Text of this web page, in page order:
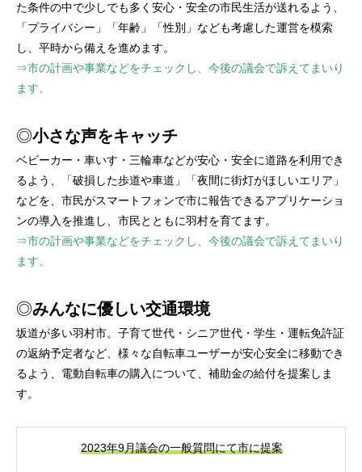
た条件の中で少しでも多く安心・安全の市民生活が送れるよう、
「プライバシー」「年齢」「性別」なども考慮した運営を模索
し、平時から備えを進めます。
⇒市の計画や事業などをチェックし、今後の議会で訴えてまいり
ます。
◎小さな声をキャッチ
ベビーカー・車いす・三輪車などが安心・安全に道路を利用でき
るよう、「破損した歩道や車道」「夜間に街灯がほしいエリア」
などを、市民がスマートフォンで市に報告できるアプリケーショ
ンの導入を推進し、市民とともに羽村を育てます。
⇒市の計画や事業などをチェックし、今後の議会で訴えてまいり
ます。
◎みんなに優しい交通環境
坂道が多い羽村市。子育て世代・シニア世代・学生・運転免許証
の返納予定者など、様々な自転車ユーザーが安心安全に移動でき
るよう、電動自転車の購入について、補助金の給付を提案しま
す。
2023年9月議会の一般質問にて市に提案